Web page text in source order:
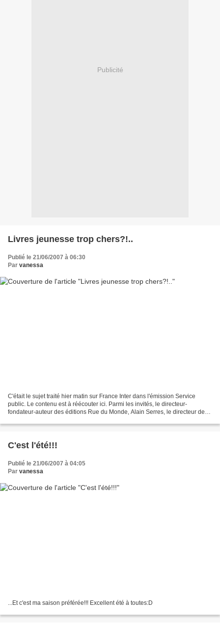
Publicité
Livres jeunesse trop chers?!..
Publié le 21/06/2007 à 06:30
Par vanessa
C'était le sujet traité hier matin sur France Inter dans l'émission Service
public. Le contenu est à réécouter ici. Parmi les invités, le directeur-
fondateur-auteur des éditions Rue du Monde, Alain Serres, le directeur de
C'est l'été!!!
Publié le 21/06/2007 à 04:05
Par vanessa
...Et c'est ma saison préférée!!! Excellent été à toutes:D